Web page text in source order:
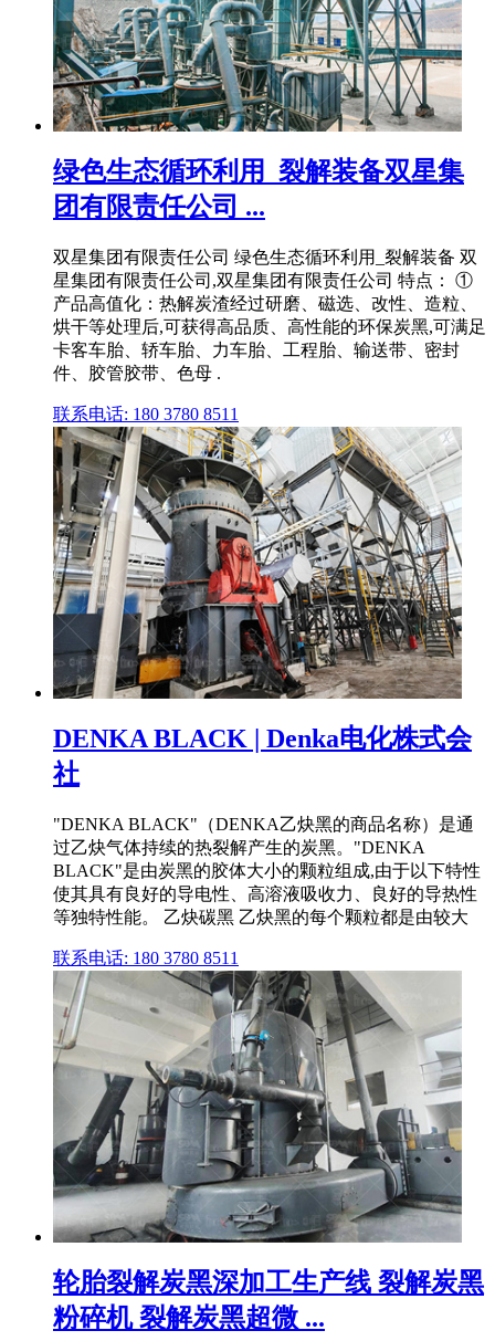
绿色生态循环利用_裂解装备双星集
团有限责任公司 ...
双星集团有限责任公司 绿色生态循环利用_裂解装备 双
星集团有限责任公司,双星集团有限责任公司 特点： ①
产品高值化：热解炭渣经过研磨、磁选、改性、造粒、
烘干等处理后,可获得高品质、高性能的环保炭黑,可满足
卡客车胎、轿车胎、力车胎、工程胎、输送带、密封
件、胶管胶带、色母 .
联系电话: 180 3780 8511
DENKA BLACK | Denka电化株式会
社
"DENKA BLACK"（DENKA乙炔黑的商品名称）是通
过乙炔气体持续的热裂解产生的炭黑。"DENKA
BLACK"是由炭黑的胶体大小的颗粒组成,由于以下特性
使其具有良好的导电性、高溶液吸收力、良好的导热性
等独特性能。 乙炔碳黑 乙炔黑的每个颗粒都是由较大
联系电话: 180 3780 8511
轮胎裂解炭黑深加工生产线 裂解炭黑
粉碎机 裂解炭黑超微 ...